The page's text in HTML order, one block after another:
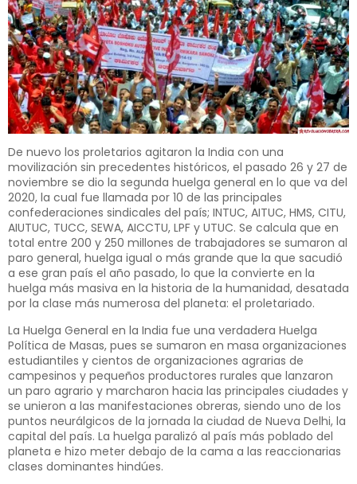
De nuevo los proletarios agitaron la India con una
movilización sin precedentes históricos, el pasado 26 y 27 de
noviembre se dio la segunda huelga general en lo que va del
2020, la cual fue llamada por 10 de las principales
confederaciones sindicales del país; INTUC, AITUC, HMS, CITU,
AIUTUC, TUCC, SEWA, AICCTU, LPF y UTUC. Se calcula que en
total entre 200 y 250 millones de trabajadores se sumaron al
paro general, huelga igual o más grande que la que sacudió
a ese gran país el año pasado, lo que la convierte en la
huelga más masiva en la historia de la humanidad, desatada
por la clase más numerosa del planeta: el proletariado.
La Huelga General en la India fue una verdadera Huelga
Política de Masas, pues se sumaron en masa organizaciones
estudiantiles y cientos de organizaciones agrarias de
campesinos y pequeños productores rurales que lanzaron
un paro agrario y marcharon hacia las principales ciudades y
se unieron a las manifestaciones obreras, siendo uno de los
puntos neurálgicos de la jornada la ciudad de Nueva Delhi, la
capital del país. La huelga paralizó al país más poblado del
planeta e hizo meter debajo de la cama a las reaccionarias
clases dominantes hindúes.